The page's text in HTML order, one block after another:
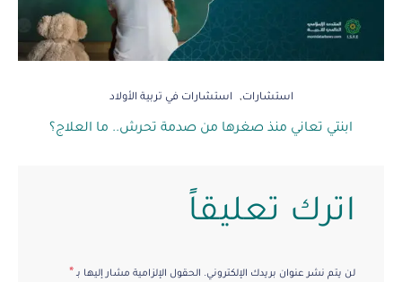
استشارات استشارات في تربية الأولاد
ابنتي تعاني منذ صغرها من صدمة تحرش.. ما العلاج؟
اترك تعليقاً
لن يتم نشر عنوان بريدك الإلكتروني. الحقول الإلزامية مشار إليها بـ *